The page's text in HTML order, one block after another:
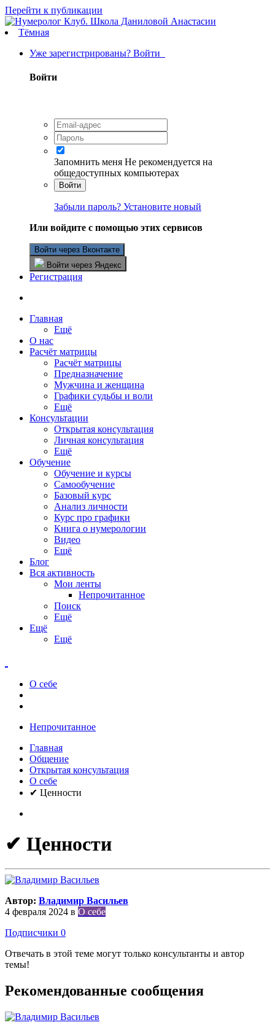
Перейти к публикации
Тёмная
Уже зарегистрированы? Войти
Войти
Запомнить меня Не рекомендуется на
общедоступных компьютерах
Войти
Забыли пароль? Установите новый
Или войдите с помощью этих сервисов
Войти через Вконтакте
Войти через Яндекс
Регистрация
Главная
Ещё
О нас
Расчёт матрицы
Расчёт матрицы
Предназначение
Мужчина и женщина
Графики судьбы и воли
Ещё
Консультации
Открытая консультация
Личная консультация
Ещё
Обучение
Обучение и курсы
Самообучение
Базовый курс
Анализ личности
Курс про графики
Книга о нумерологии
Видео
Ещё
Блог
Вся активность
Мои ленты
Непрочитанное
Поиск
Ещё
Ещё
Ещё
О себе
Непрочитанное
Главная
Общение
Открытая консультация
О себе
✔ Ценности
✔ Ценности
Автор: Владимир Васильев
4 февраля 2024 в О себе
Подписчики 0
Отвечать в этой теме могут только консультанты и автор
темы!
Рекомендованные сообщения